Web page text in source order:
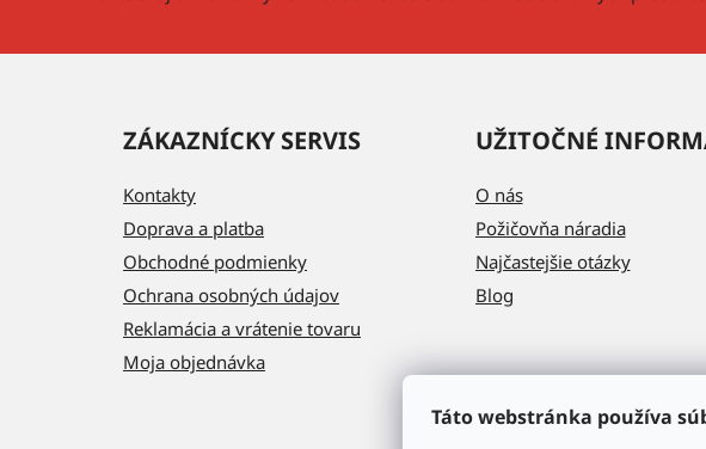
Táto webstránka používa
ZÁKAZNÍCKY SERVIS
Kontakty
Doprava a platba
Obchodné podmienky
Ochrana osobných údajov
Reklamácia a vrátenie tovaru
Moja objednávka
UŽITOČNÉ
O nás
Požičovňa náradia
Najčastejšie otázky
Blog